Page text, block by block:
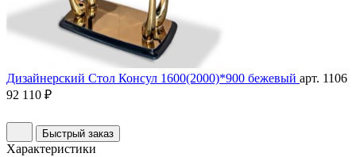
Дизайнерский Стол Консул 1600(2000)*900 бежевый арт. 1106
92 110 ₽
Быстрый заказ
Характеристики